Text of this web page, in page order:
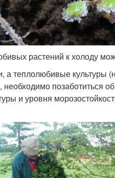
растений к холоду
а теплолюбивые
необходимо позаботиться
и уровня